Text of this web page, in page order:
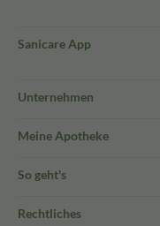
Sanicare App
Unternehmen
Meine Apotheke
So geht's
Rechtliches